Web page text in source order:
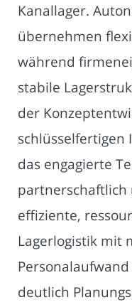
Kanallager.
übernehmen
während
stabile
der
das engagierte
effiziente,
Lagerlogistik mit
deutlich